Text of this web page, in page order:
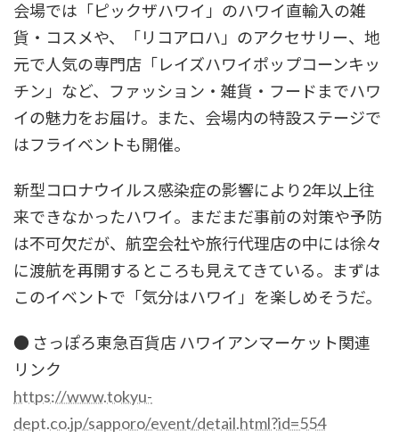
会場では「ピックザハワイ」のハワイ直輸入の雑
貨・コスメや、「リコアロハ」のアクセサリー、地
元で人気の専門店「レイズハワイポップコーンキッ
チン」など、ファッション・雑貨・フードまでハワ
イの魅力をお届け。また、会場内の特設ステージで
はフライベントも開催。
新型コロナウイルス感染症の影響により2年以上往
来できなかったハワイ。まだまだ事前の対策や予防
は不可欠だが、航空会社や旅行代理店の中には徐々
に渡航を再開するところも見えてきている。まずは
このイベントで「気分はハワイ」を楽しめそうだ。
● さっぽろ東急百貨店 ハワイアンマーケット関連
リンク
https://www.tokyu-
dept.co.jp/sapporo/event/detail.html?id=554